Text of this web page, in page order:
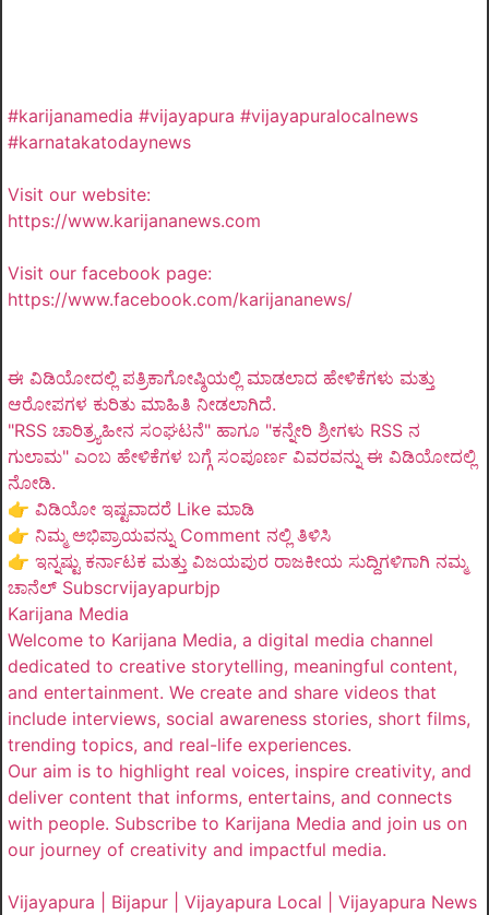
#karijanamedia #vijayapura #vijayapuralocalnews
#karnatakatodaynews
Visit our website:
https://www.karijananews.com
Visit our facebook page:
https://www.facebook.com/karijananews/
ಈ ವಿಡಿಯೋದಲ್ಲಿ ಪತ್ರಿಕಾಗೋಷ್ಠಿಯಲ್ಲಿ ಮಾಡಲಾದ ಹೇಳಿಕೆಗಳು ಮತ್ತು
ಆರೋಪಗಳ ಕುರಿತು ಮಾಹಿತಿ ನೀಡಲಾಗಿದೆ.
"RSS ಚಾರಿತ್ರ್ಯಹೀನ ಸಂಘಟನೆ" ಹಾಗೂ "ಕನ್ನೇರಿ ಶ್ರೀಗಳು RSS ನ
ಗುಲಾಮ" ಎಂಬ ಹೇಳಿಕೆಗಳ ಬಗ್ಗೆ ಸಂಪೂರ್ಣ ವಿವರವನ್ನು ಈ ವಿಡಿಯೋದಲ್ಲಿ
ನೋಡಿ.
👉 ವಿಡಿಯೋ ಇಷ್ಟವಾದರೆ Like ಮಾಡಿ
👉 ನಿಮ್ಮ ಅಭಿಪ್ರಾಯವನ್ನು Comment ನಲ್ಲಿ ತಿಳಿಸಿ
👉 ಇನ್ನಷ್ಟು ಕರ್ನಾಟಕ ಮತ್ತು ವಿಜಯಪುರ ರಾಜಕೀಯ ಸುದ್ದಿಗಳಿಗಾಗಿ ನಮ್ಮ
ಚಾನೆಲ್ Subscrvijayapurbjp
Karijana Media
Welcome to Karijana Media, a digital media channel
dedicated to creative storytelling, meaningful content,
and entertainment. We create and share videos that
include interviews, social awareness stories, short films,
trending topics, and real-life experiences.
Our aim is to highlight real voices, inspire creativity, and
deliver content that informs, entertains, and connects
with people. Subscribe to Karijana Media and join us on
our journey of creativity and impactful media.
Vijayapura | Bijapur | Vijayapura Local | Vijayapura News